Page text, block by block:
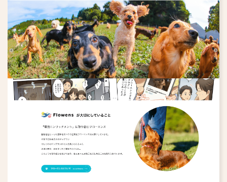
人材派遣・人材紹介 鍼灸院・整体院
福祉・介護 専門職・士業
趣味・スクール 写真館・フォトスタジオ
その他 歯科医院
不動産・設計事務所 美容院
エステサロン メーカー・製造業
IT企業 食品・飲食店